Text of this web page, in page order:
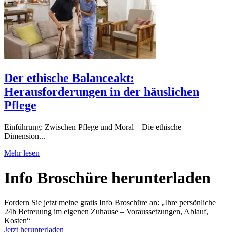
Der ethische Balanceakt:
Herausforderungen in der häuslichen
Pflege
Einführung: Zwischen Pflege und Moral – Die ethische
Dimension...
Mehr lesen
Info Broschüre herunter­laden
Fordern Sie jetzt meine gratis Info Broschüre an: „Ihre persönliche
24h Betreuung im eigenen Zuhause – Voraussetzungen, Ablauf,
Kosten“
Jetzt herunterladen